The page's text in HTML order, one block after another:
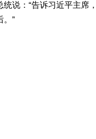
说：“告诉习近平主席
。”